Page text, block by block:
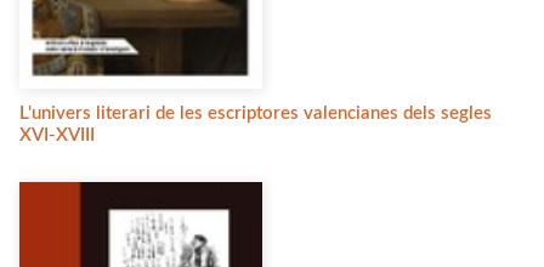
L'univers literari de les escriptores valencianes dels segles
XVI-XVIII